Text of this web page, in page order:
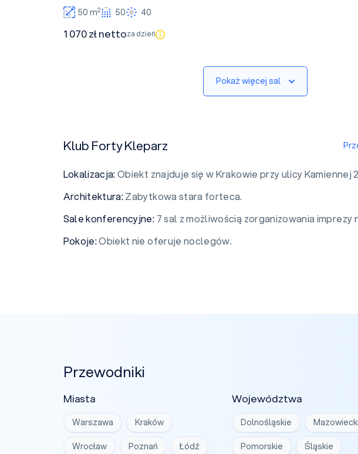
50 m2 50 40
1 070 zł nettoza dzień
Pokaż więcej sal
Klub Forty Kleparz
Lokalizacja:Obiekt znajduje się w Krakowie przy ulicy Kamiennej
Architektura:Zabytkowa stara forteca.
Sale konferencyjne: 7 sal z możliwością zorganizowania imprezy
Pokoje:Obiekt nie oferuje noclegów.
Przewodniki
Miasta
Warszawa Kraków
Wrocław Poznań Łódź
Województwa
Dolnośląskie
Pomorskie Śląskie